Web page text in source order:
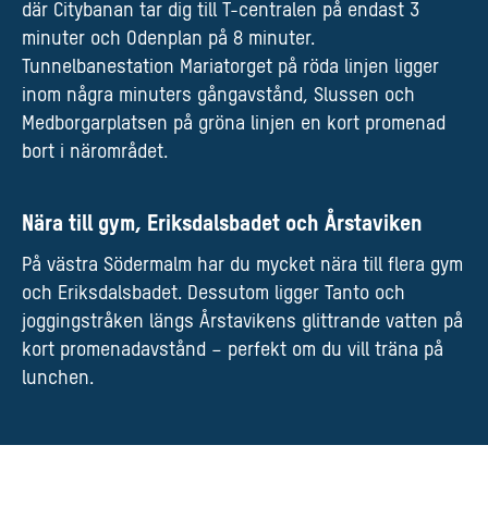
där Citybanan tar dig till T-centralen på endast 3
minuter och Odenplan på 8 minuter.
Tunnelbanestation Mariatorget på röda linjen ligger
inom några minuters gångavstånd, Slussen och
Medborgarplatsen på gröna linjen en kort promenad
bort i närområdet.
Nära till gym, Eriksdalsbadet och Årstaviken
På västra Södermalm har du mycket nära till flera gym
och Eriksdalsbadet. Dessutom ligger Tanto och
joggingstråken längs Årstavikens glittrande vatten på
kort promenadavstånd – perfekt om du vill träna på
lunchen.